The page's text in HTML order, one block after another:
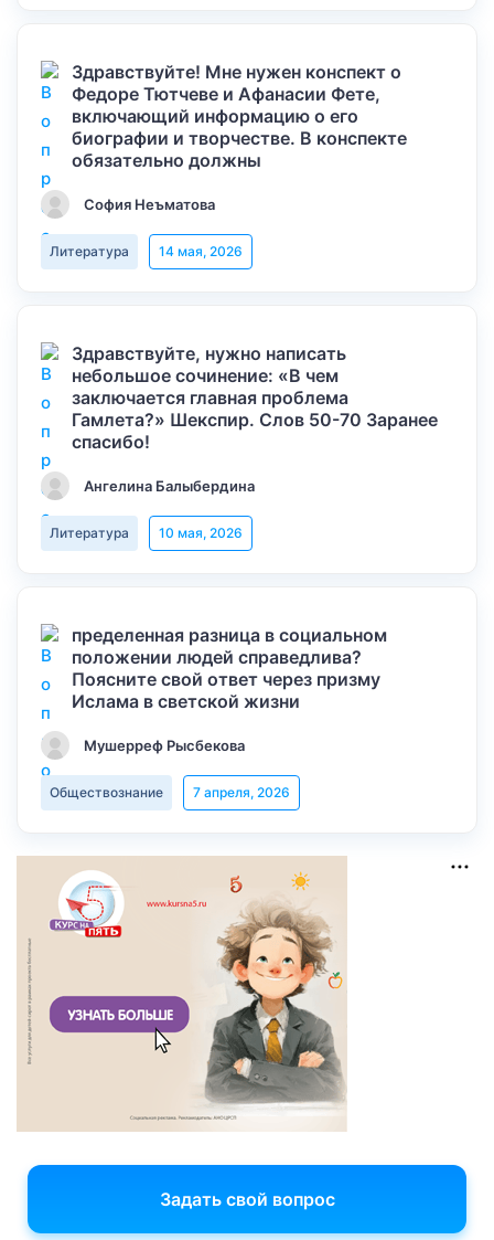
Здравствуйте! Мне нужен конспект о
Федоре Тютчеве и Афанасии Фете,
включающий информацию о его
биографии и творчестве. В конспекте
обязательно должны
София Неъматова
Литература 14 мая, 2026
Здравствуйте, нужно написать
небольшое сочинение: «В чем
заключается главная проблема
Гамлета?» Шекспир. Слов 50-70 Заранее
спасибо!
Ангелина Балыбердина
Литература 10 мая, 2026
пределенная разница в социальном
положении людей справедлива?
Поясните свой ответ через призму
Ислама в светской жизни
Мушерреф Рысбекова
Обществознание 7 апреля, 2026
Задать свой вопрос